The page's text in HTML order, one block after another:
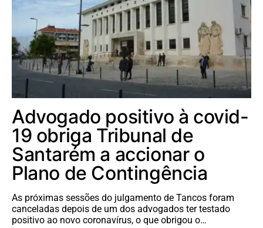
Advogado positivo à covid-
19 obriga Tribunal de
Santarém a accionar o
Plano de Contingência
As próximas sessões do julgamento de Tancos foram
canceladas depois de um dos advogados ter testado
positivo ao novo coronavírus, o que obrigou o…